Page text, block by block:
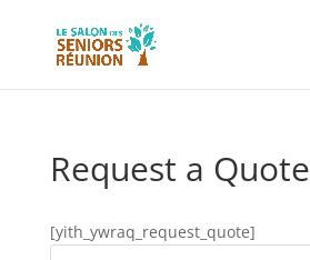
Request a Quote
[yith_ywraq_request_quote]